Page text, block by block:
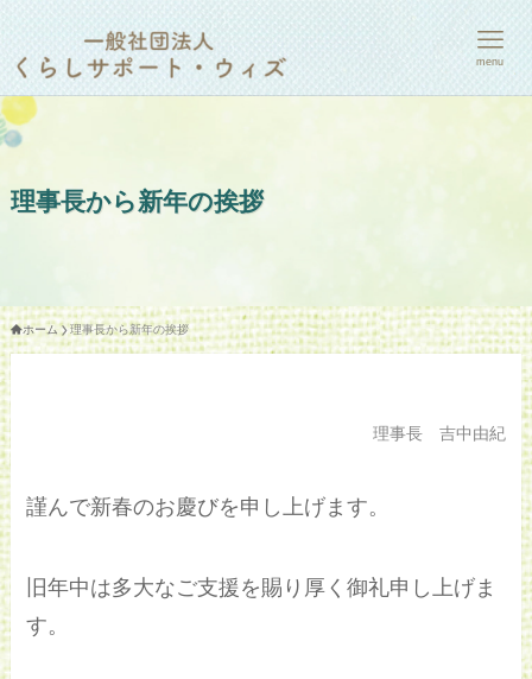
menu
理事長から新年の挨拶
ホーム 理事長から新年の挨拶
理事長 吉中由紀
謹んで新春のお慶びを申し上げます。
旧年中は多大なご支援を賜り厚く御礼申し上げま
す。